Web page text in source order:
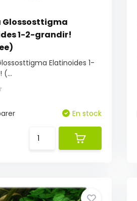
Glossosttigma
1-2-grandir!
Elatinoides 1-
(...
En stock